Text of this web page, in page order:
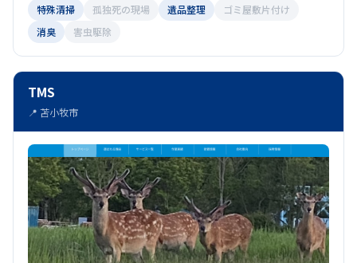
特殊清掃
孤独死の現場 遺品整理
ゴミ屋敷片付け
消臭
害虫駆除
TMS
📍 苫小牧市